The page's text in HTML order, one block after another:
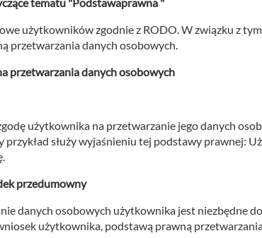
użytkowników zgodnie z RODO. W związku z
przetwarzania danych osobowych.
przetwarzania danych osobowych
użytkownika na przetwarzanie jego danych
przykład służy wyjaśnieniu tej podstawy prawnej:
przedumowny
danych osobowych użytkownika jest niezbędne
użytkownika, podstawą prawną